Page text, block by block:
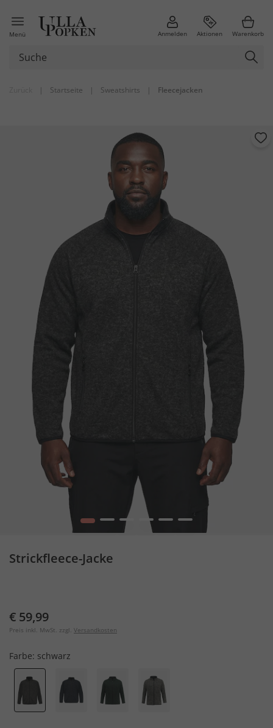
Menü Anmelden Aktionen Warenkorb
| Startseite | Sweatshirts | Fleecejacken
1 2 3 5 6
Strickfleece-Jacke
€ 59,99
Preis inkl. MwSt. zzgl. Versandkosten
Farbe: schwarz